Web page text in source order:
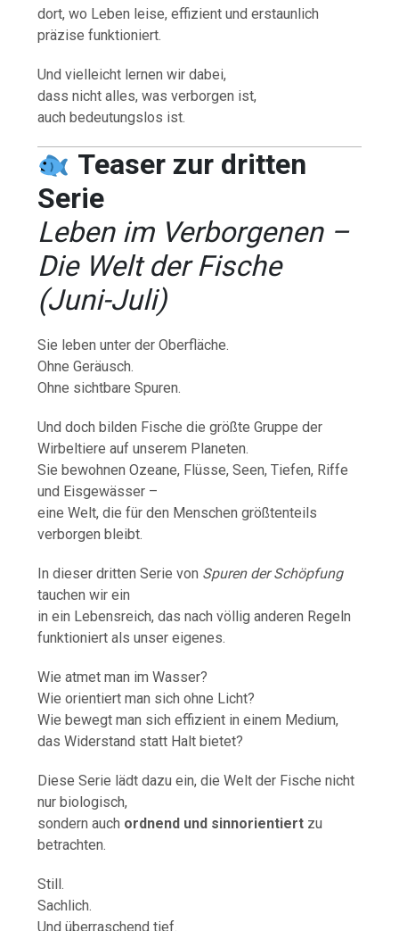
dort, wo Leben leise, effizient und erstaunlich
präzise funktioniert.
Und vielleicht lernen wir dabei,
dass nicht alles, was verborgen ist,
auch bedeutungslos ist.
Teaser zur dritten
Serie
Leben im Verborgenen –
Die Welt der Fische
(Juni-Juli)
Sie leben unter der Oberfläche.
Ohne Geräusch.
Ohne sichtbare Spuren.
Und doch bilden Fische die größte Gruppe der
Wirbeltiere auf unserem Planeten.
Sie bewohnen Ozeane, Flüsse, Seen, Tiefen, Riffe
und Eisgewässer –
eine Welt, die für den Menschen größtenteils
verborgen bleibt.
In dieser dritten Serie von Spuren der Schöpfung
tauchen wir ein
in ein Lebensreich, das nach völlig anderen Regeln
funktioniert als unser eigenes.
Wie atmet man im Wasser?
Wie orientiert man sich ohne Licht?
Wie bewegt man sich effizient in einem Medium,
das Widerstand statt Halt bietet?
Diese Serie lädt dazu ein, die Welt der Fische nicht
nur biologisch,
sondern auch ordnend und sinnorientiert zu
betrachten.
Still.
Sachlich.
Und überraschend tief.